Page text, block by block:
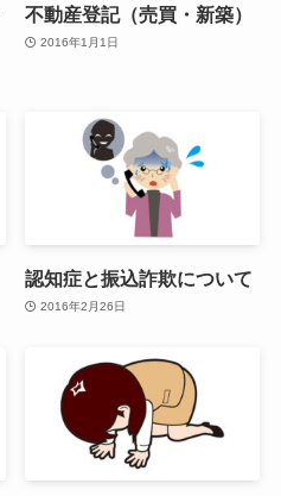
不動産登記（売買・新築）
2016年1月1日
認知症と振込詐欺について
2016年2月26日